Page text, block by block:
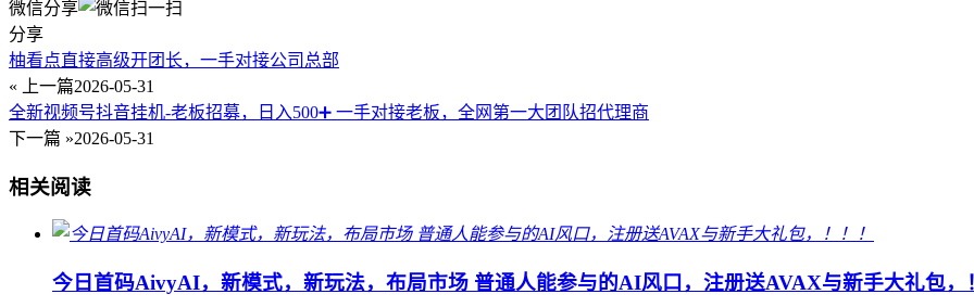
微信分享
分享
柚看点直接高级开团长，一手对接公司总部
« 上一篇2026-05-31
全新视频号抖音挂机-老板招募，日入500➕ 一手对接老板，全网第一大团队招代理商
下一篇 »2026-05-31
相关阅读
今日首码AivyAI，新模式，新玩法，布局市场 普通人能参与的AI风口，注册送AVAX与新手大礼包，